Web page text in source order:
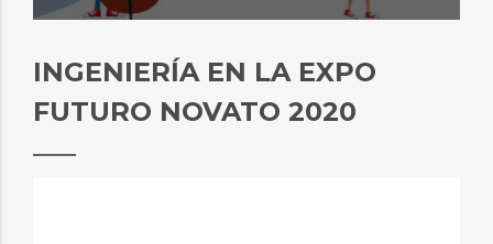
INGENIERÍA EN LA EXPO
FUTURO NOVATO 2020